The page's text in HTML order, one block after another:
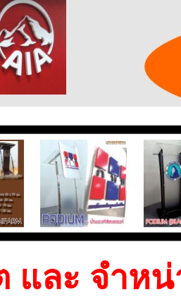
และ จำหน่